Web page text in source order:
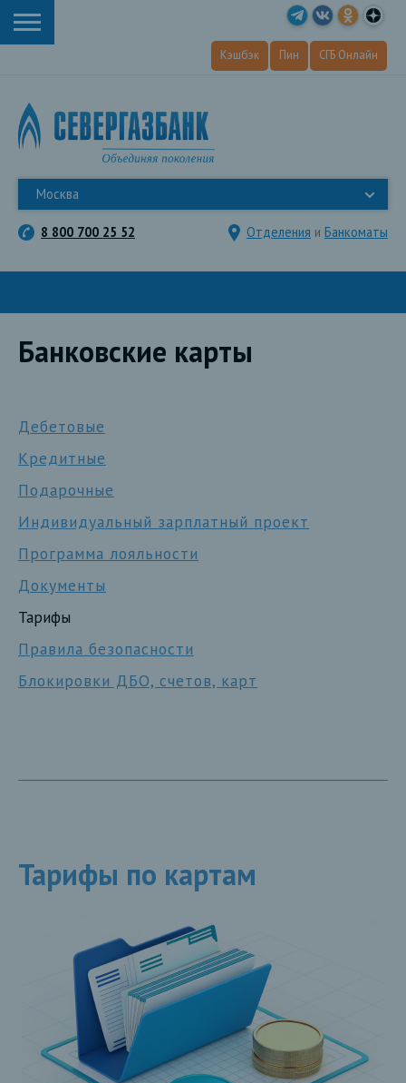
Кэшбэк Пин СГБ Онлайн
Москва
8 800 700 25 52 Отделения и Банкоматы
Банковские карты
Дебетовые
Кредитные
Подарочные
Индивидуальный зарплатный проект
Программа лояльности
Документы
Тарифы
Правила безопасности
Блокировки ДБО, счетов, карт
Тарифы по картам